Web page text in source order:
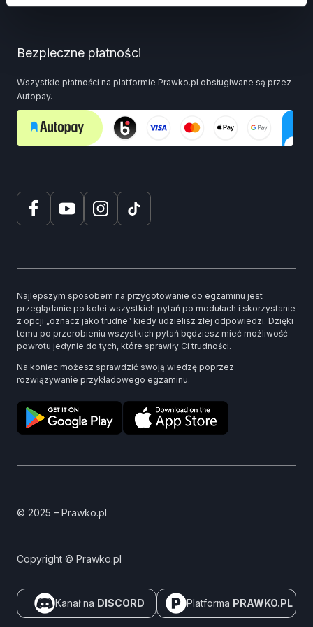
Bezpieczne płatności
Wszystkie płatności na platformie Prawko.pl obsługiwane są przez
Autopay.
Najlepszym sposobem na przygotowanie do egzaminu jest
przeglądanie po kolei wszystkich pytań po modułach i skorzystanie
z opcji „oznacz jako trudne” kiedy udzielisz złej odpowiedzi. Dzięki
temu po przerobieniu wszystkich pytań będziesz mieć możliwość
powrotu jedynie do tych, które sprawiły Ci trudności.
Na koniec możesz sprawdzić swoją wiedzę poprzez
rozwiązywanie przykładowego egzaminu.
© 2025 – Prawko.pl
Copyright © Prawko.pl
Kanał na DISCORD Platforma PRAWKO.PL